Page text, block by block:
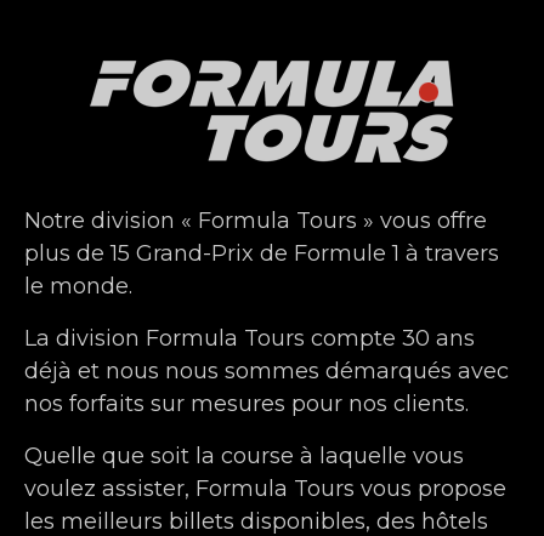
Notre division « Formula Tours » vous offre
plus de 15 Grand-Prix de Formule 1 à travers
le monde.
La division Formula Tours compte 30 ans
déjà et nous nous sommes démarqués avec
nos forfaits sur mesures pour nos clients.
Quelle que soit la course à laquelle vous
voulez assister, Formula Tours vous propose
les meilleurs billets disponibles, des hôtels